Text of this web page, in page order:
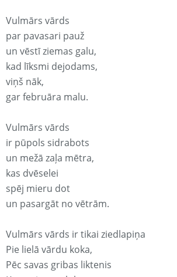
Vulmārs vārds
par pavasari pauž
un vēstī ziemas galu,
kad līksmi dejodams,
viņš nāk,
gar februāra malu.
Vulmārs vārds
ir pūpols sidrabots
un mežā zaļa mētra,
kas dvēselei
spēj mieru dot
un pasargāt no vētrām.
Vulmārs vārds ir tikai ziedlapiņa
Pie lielā vārdu koka,
Pēc savas gribas liktenis